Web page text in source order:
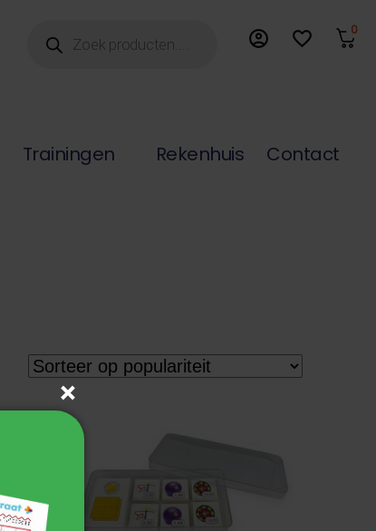
zoeken account_circle favorite_border 0
Trainingen Rekenhuis Contact